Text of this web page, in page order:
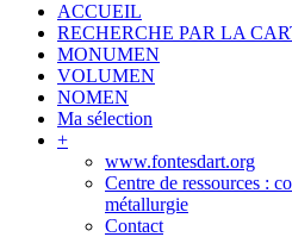
ACCUEIL
RECHERCHE PAR LA
MONUMEN
VOLUMEN
NOMEN
Ma sélection
+
www.fontesdart.org
Centre de ressources :
métallurgie
Contact